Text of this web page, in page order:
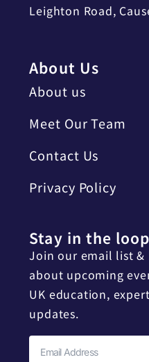
Leighton Road,
About Us
About us
Meet Our Team
Contact Us
Privacy Policy
Stay in the
Join our email list
about upcoming
UK education,
updates.